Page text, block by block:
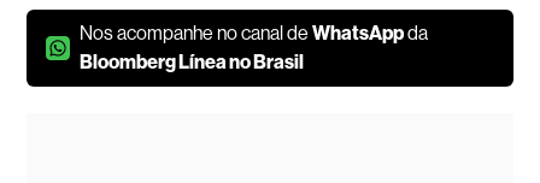
Nos acompanhe no canal deWhatsAppda
Bloomberg Línea no Brasil